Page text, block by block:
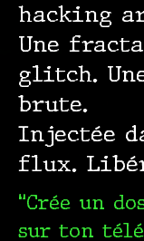
hacking
Une
glitch.
brute.
Injectée
flux.
“Crée un
sur ton